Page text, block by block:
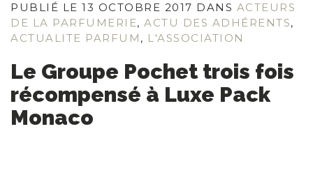
PUBLIÉ LE 13 OCTOBRE 2017 DANS ACTEURS
DE LA PARFUMERIE, ACTU DES ADHÉRENTS,
ACTUALITE PARFUM , L'ASSOCIATION
Le Groupe Pochet trois fois
récompensé à Luxe Pack
Monaco